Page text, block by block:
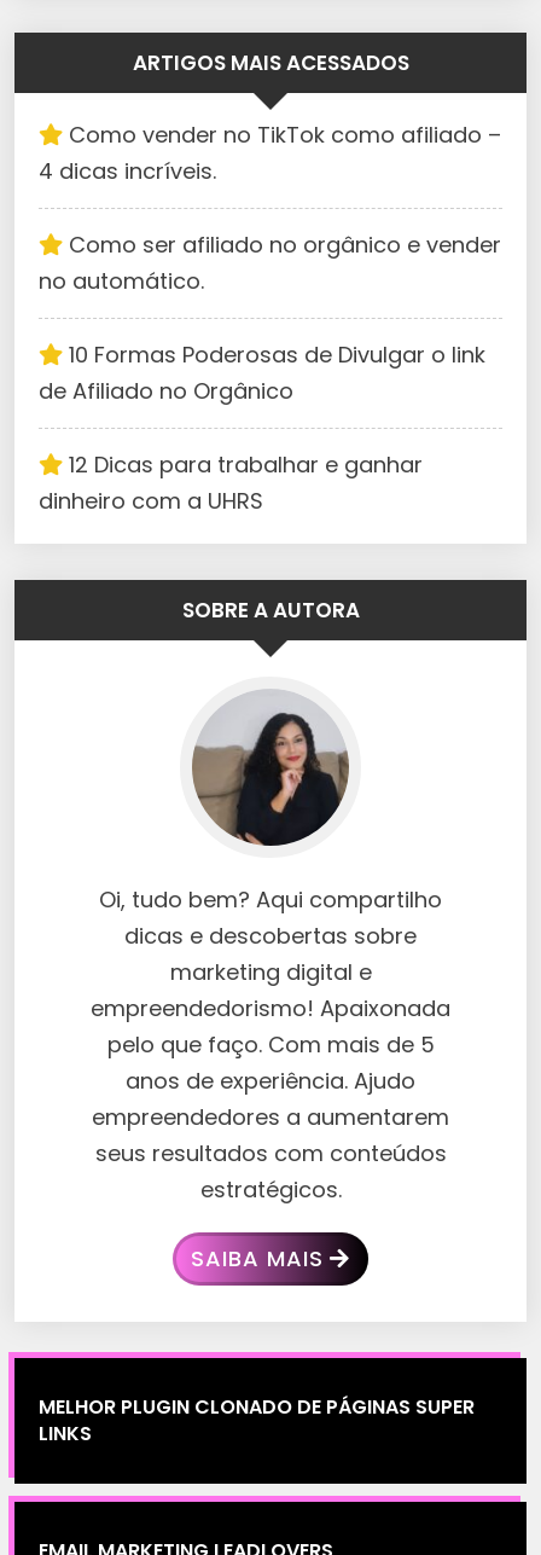
ARTIGOS MAIS ACESSADOS
Como vender no TikTok como afiliado –
4 dicas incríveis.
Como ser afiliado no orgânico e vender
no automático.
10 Formas Poderosas de Divulgar o link
de Afiliado no Orgânico
12 Dicas para trabalhar e ganhar
dinheiro com a UHRS
SOBRE A AUTORA
Oi, tudo bem? Aqui compartilho
dicas e descobertas sobre
marketing digital e
empreendedorismo! Apaixonada
pelo que faço. Com mais de 5
anos de experiência. Ajudo
empreendedores a aumentarem
seus resultados com conteúdos
estratégicos.
SAIBA MAIS
MELHOR PLUGIN CLONADO DE PÁGINAS SUPER
LINKS